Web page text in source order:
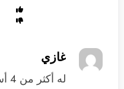
غازي
له أكثر من 4 أسابيع هذا الفيديو